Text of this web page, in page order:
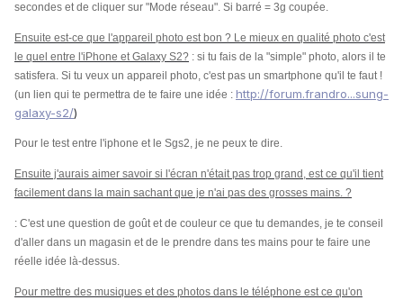
secondes et de cliquer sur "Mode réseau". Si barré = 3g coupée.
Ensuite est-ce que l'appareil photo est bon ? Le mieux en qualité photo c'est
le quel entre l'iPhone et Galaxy S2? : si tu fais de la "simple" photo, alors il te
satisfera. Si tu veux un appareil photo, c'est pas un smartphone qu'il te faut !
(un lien qui te permettra de te faire une idée : http://forum.frandro...sung-
galaxy-s2/)
Pour le test entre l'iphone et le Sgs2, je ne peux te dire.
Ensuite j'aurais aimer savoir si l'écran n'était pas trop grand, est ce qu'il tient
facilement dans la main sachant que je n'ai pas des grosses mains. ?
: C'est une question de goût et de couleur ce que tu demandes, je te conseil
d'aller dans un magasin et de le prendre dans tes mains pour te faire une
réelle idée là-dessus.
Pour mettre des musiques et des photos dans le téléphone est ce qu'on